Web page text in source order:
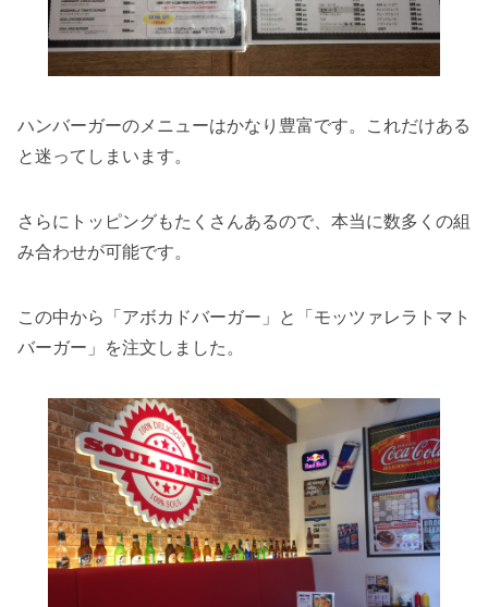
ハンバーガーのメニューはかなり豊富です。これだけある
と迷ってしまいます。
さらにトッピングもたくさんあるので、本当に数多くの組
み合わせが可能です。
この中から「アボカドバーガー」と「モッツァレラトマト
バーガー」を注文しました。